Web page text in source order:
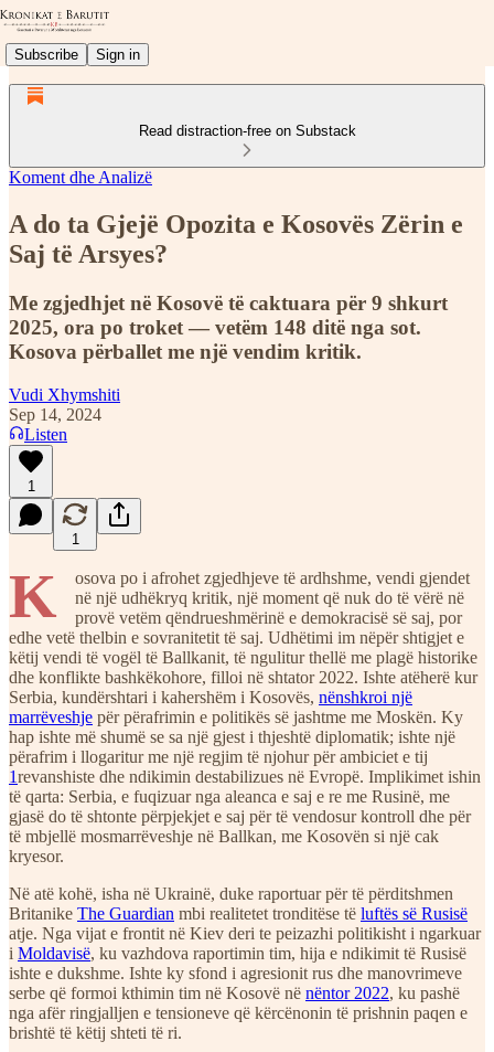
Subscribe Sign in
Read distraction-free on Substack
Koment dhe Analizë
A do ta Gjejë Opozita e Kosovës Zërin e
Saj të Arsyes?
Me zgjedhjet në Kosovë të caktuara për 9 shkurt
2025, ora po troket — vetëm 148 ditë nga sot.
Kosova përballet me një vendim kritik.
Vudi Xhymshiti
Sep 14, 2024
Listen
1
1
K
osova po i afrohet zgjedhjeve të ardhshme, vendi gjendet
në një udhëkryq kritik, një moment që nuk do të vërë në
provë vetëm qëndrueshmërinë e demokracisë së saj, por
edhe vetë thelbin e sovranitetit të saj. Udhëtimi im nëpër shtigjet e
këtij vendi të vogël të Ballkanit, të ngulitur thellë me plagë historike
dhe konflikte bashkëkohore, filloi në shtator 2022. Ishte atëherë kur
Serbia, kundërshtari i kahershëm i Kosovës, nënshkroi një
marrëveshje për përafrimin e politikës së jashtme me Moskën. Ky
hap ishte më shumë se sa një gjest i thjeshtë diplomatik; ishte një
përafrim i llogaritur me një regjim të njohur për ambiciet e tij
1revanshiste dhe ndikimin destabilizues në Evropë. Implikimet ishin
të qarta: Serbia, e fuqizuar nga aleanca e saj e re me Rusinë, me
gjasë do të shtonte përpjekjet e saj për të vendosur kontroll dhe për
të mbjellë mosmarrëveshje në Ballkan, me Kosovën si një cak
kryesor.
Në atë kohë, isha në Ukrainë, duke raportuar për të përditshmen
Britanike The Guardian mbi realitetet tronditëse të luftës së Rusisë
atje. Nga vijat e frontit në Kiev deri te peizazhi politikisht i ngarkuar
i Moldavisë, ku vazhdova raportimin tim, hija e ndikimit të Rusisë
ishte e dukshme. Ishte ky sfond i agresionit rus dhe manovrimeve
serbe që formoi kthimin tim në Kosovë në nëntor 2022, ku pashë
nga afër ringjalljen e tensioneve që kërcënonin të prishnin paqen e
brishtë të këtij shteti të ri.